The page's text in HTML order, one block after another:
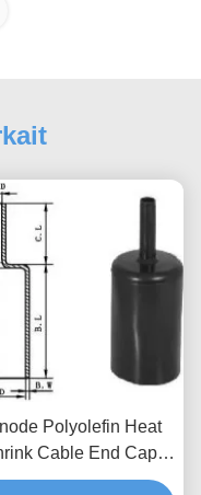
Polyolefin Heat
Cable End Caps
Inner Coated Cross